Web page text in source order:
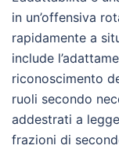
in un’offensiva
rapidamente a
include
riconoscimento
ruoli secondo
addestrati a
frazioni di